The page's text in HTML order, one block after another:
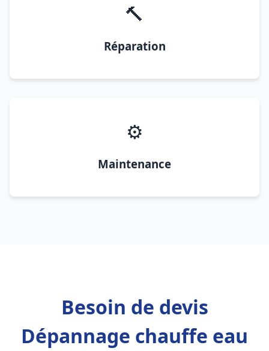
🔨
Réparation
⚙️
Maintenance
Besoin de devis
Dépannage chauffe eau